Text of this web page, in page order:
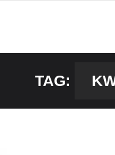
TAG: